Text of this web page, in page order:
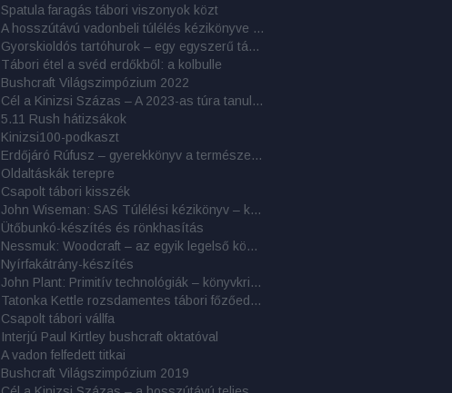
Spatula faragás tábori viszonyok közt
A hosszútávú vadonbeli túlélés kézikönyve – könyvelemzés
Gyorskioldós tartóhurok – egy egyszerű tábori rögzítőeszköz
Tábori étel a svéd erdőkből: a kolbulle
Bushcraft Világszimpózium 2022
Cél a Kinizsi Százas – A 2023-as túra tanulságai
5.11 Rush hátizsákok
Kinizsi100-podkaszt
Erdőjáró Rúfusz – gyerekkönyv a természetjárásról és bushcraftról
Oldaltáskák terepre
Csapolt tábori kisszék
John Wiseman: SAS Túlélési kézikönyv – könyvkritika
Ütőbunkó-készítés és rönkhasítás
Nessmuk: Woodcraft – az egyik legelső könyv a táborozásról
Nyírfakátrány-készítés
John Plant: Primitív technológiák – könyvkritika
Tatonka Kettle rozsdamentes tábori főzőedény
Csapolt tábori vállfa
Interjú Paul Kirtley bushcraft oktatóval
A vadon felfedett titkai
Bushcraft Világszimpózium 2019